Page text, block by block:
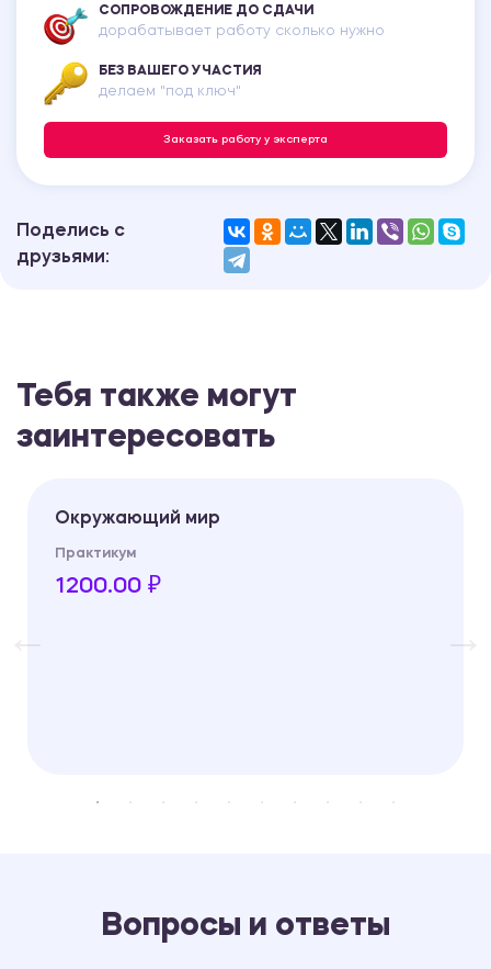
СОПРОВОЖДЕНИЕ ДО СДАЧИ
дорабатывает работу сколько нужно
БЕЗ ВАШЕГО УЧАСТИЯ
делаем "под ключ"
Заказать работу у эксперта
Поделись с
друзьями:
Тебя также могут
заинтересовать
Окружающий мир
Практикум
1200.00 ₽
Вопросы и ответы